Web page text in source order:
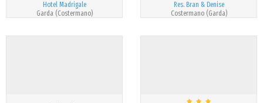
Hotel Madrigale
Garda (Costermano)
Res. Bran & Denise
Costermano (Garda)